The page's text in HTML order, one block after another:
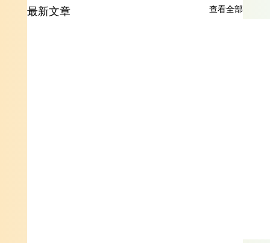
最新文章 查看全部